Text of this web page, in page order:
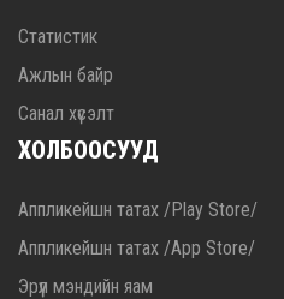
Статистик
Ажлын байр
Санал хүсэлт
ХОЛБООСУУД
Аппликейшн татах /Play Store/
Аппликейшн татах /App Store/
Эрүүл мэндийн яам